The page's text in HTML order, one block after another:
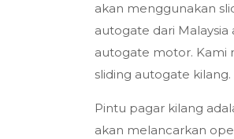
akan menggunakan
autogate dari
autogate motor. Kami
sliding autogate kilang.
Pintu pagar kilang
akan melancarkan